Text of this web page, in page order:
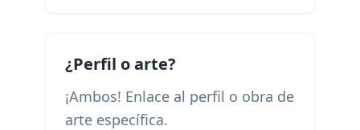
¿Perfil o arte?
¡Ambos! Enlace al perfil o obra de
arte específica.